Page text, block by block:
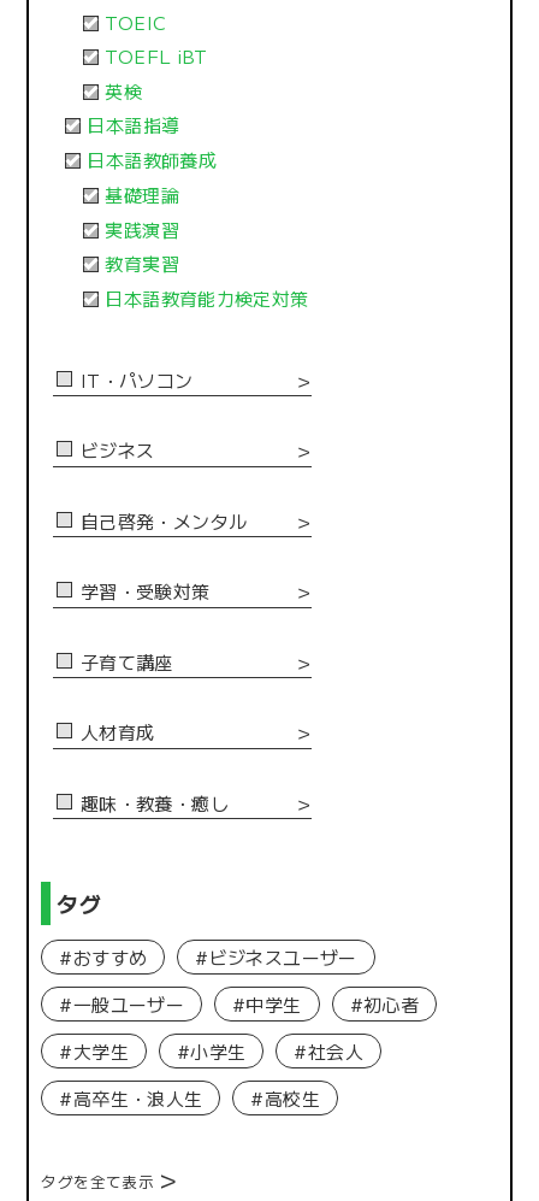
TOEIC
TOEFL iBT
英検
日本語指導
日本語教師養成
基礎理論
実践演習
教育実習
日本語教育能力検定対策
IT・パソコン ＞
ビジネス ＞
自己啓発・メンタル ＞
学習・受験対策 ＞
子育て講座 ＞
人材育成 ＞
趣味・教養・癒し ＞
タグ
#おすすめ
#ビジネスユーザー
#一般ユーザー
#中学生
#初心者
#大学生
#小学生
#社会人
#高卒生・浪人生
#高校生
タグを全て表示